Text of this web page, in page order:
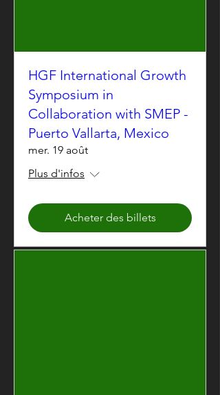
HGF International Growth
Symposium in
Collaboration with SMEP -
Puerto Vallarta, Mexico
mer. 19 août
Plus d'infos
Acheter des billets